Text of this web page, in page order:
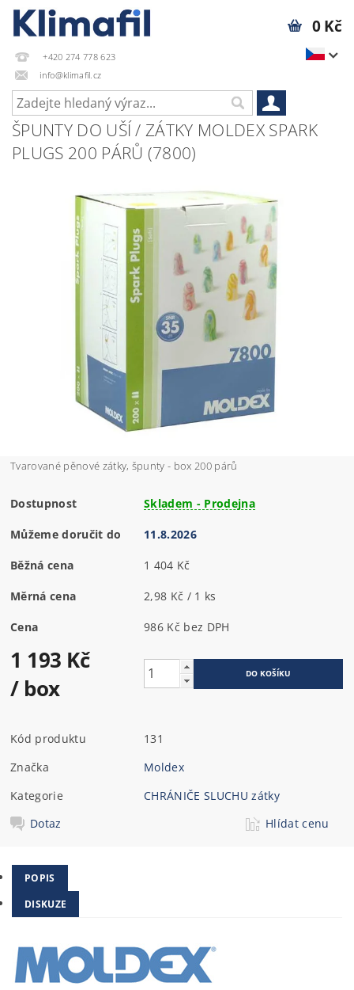
+420 274 778 623
info@klimafil.cz
0 Kč
ŠPUNTY DO UŠÍ / ZÁTKY MOLDEX SPARK
PLUGS 200 PÁRŮ (7800)
Tvarované pěnové zátky, špunty - box 200 párů
Dostupnost Skladem - Prodejna
Můžeme doručit do 11.8.2026
Běžná cena 1 404 Kč
Měrná cena 2,98 Kč / 1 ks
Cena 986 Kč bez DPH
1 193 Kč
/ box
Kód produktu
131
Značka
Moldex
Kategorie
CHRÁNIČE SLUCHU zátky
Dotaz
Hlídat cenu
POPIS
DISKUZE